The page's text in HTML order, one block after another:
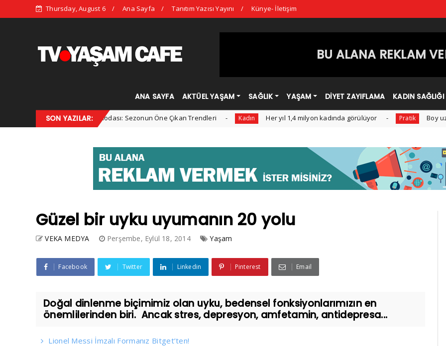
Thursday, August 6 Ana Sayfa Tanıtım Yazısı Yayını Künye- İletişim
BU ALANA REKLAM
ANA SAYFA AKTÜEL YAŞAM SAĞLIK YAŞAM DİYET ZAYIFLAMA KADIN SAĞLIĞI
SON YAZILAR:
2025 Kış Modası: Sezonun Öne Çıkan Trendleri Kadın Her yıl 1,4 milyon kadında görülüyor Pratik Boy
Güzel bir uyku uyumanın 20 yolu
VEKA MEDYA Perşembe, Eylül 18, 2014 Yaşam
Facebook Twitter Linkedin Pinterest Email
Doğal dinlenme biçimimiz olan uyku, bedensel fonksiyonlarımızın en
önemlilerinden biri. Ancak stres, depresyon, amfetamin, antidepresa...
Lionel Messi İmzalı Formanız Bitget’ten!